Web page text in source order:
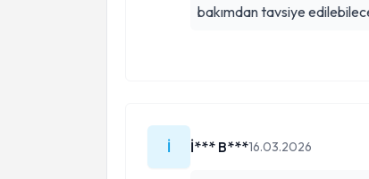
bakımdan tavsiye
İ İ*** B***16.03.2026